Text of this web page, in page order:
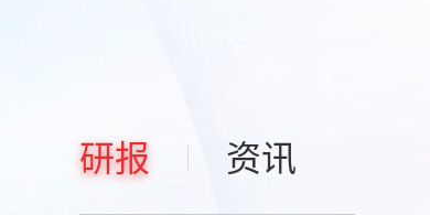
研报 资讯